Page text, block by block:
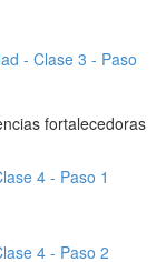
- Clase 3 - Paso
fortalecedoras
4 - Paso 1
4 - Paso 2